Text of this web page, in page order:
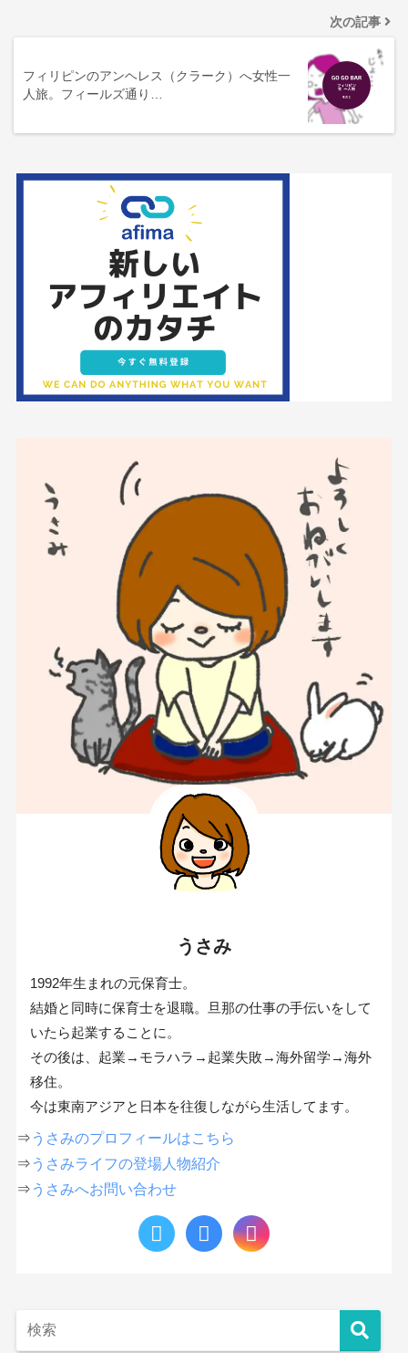
次の記事
フィリピンのアンヘレス（クラーク）へ女性一
人旅。フィールズ通り…
うさみ
1992年生まれの元保育士。
結婚と同時に保育士を退職。旦那の仕事の手伝いをして
いたら起業することに。
その後は、起業→モラハラ→起業失敗→海外留学→海外
移住。
今は東南アジアと日本を往復しながら生活してます。
⇒ うさみのプロフィールはこちら
⇒ うさみライフの登場人物紹介
⇒ うさみへお問い合わせ